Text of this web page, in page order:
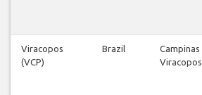
Viracopos
(VCP)
Brazil
Campinas
Viracopos